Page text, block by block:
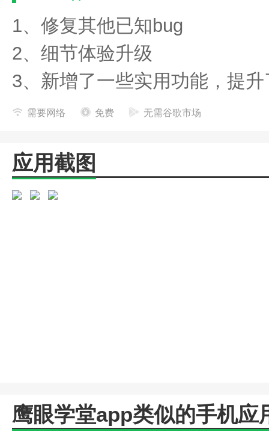
1、修复其他已知bug
2、细节体验升级
3、新增了一些实用功能，提
需要网络 免费 无需谷歌市场
应用截图
鹰眼学堂app类似的手机应